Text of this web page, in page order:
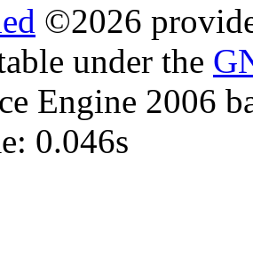
©2026
under the
Engine 2006
0.046s